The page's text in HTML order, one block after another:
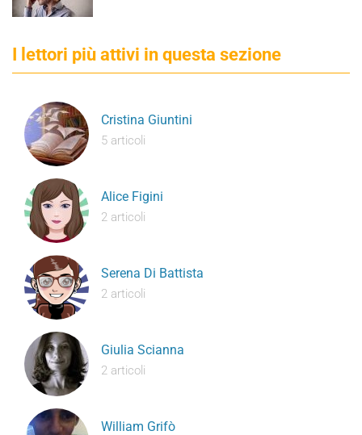
I lettori più attivi in questa sezione
Cristina Giuntini
5 articoli
Alice Figini
2 articoli
Serena Di Battista
2 articoli
Giulia Scianna
2 articoli
William Grifò